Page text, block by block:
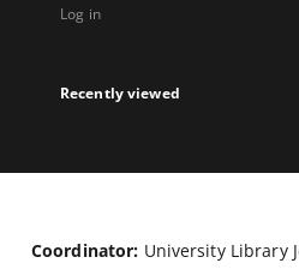
Log in
Recently viewed
Coordinator: University Library